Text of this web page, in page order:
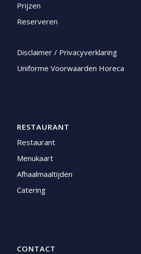
Prijzen
Reserveren
Disclaimer / Privacyverklaring
Uniforme Voorwaarden Horeca
RESTAURANT
Restaurant
Menukaart
Afhaalmaaltijden
Catering
CONTACT